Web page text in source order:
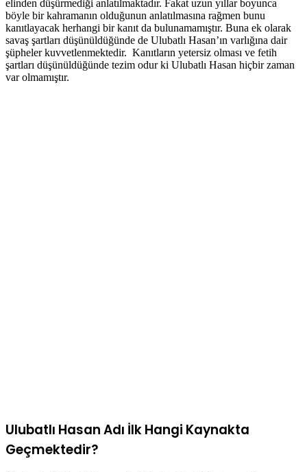
elinden düşürmediği anlatılmaktadır. Fakat uzun yıllar boyunca
böyle bir kahramanın olduğunun anlatılmasına rağmen bunu
kanıtlayacak herhangi bir kanıt da bulunamamıştır. Buna ek olarak
savaş şartları düşünüldüğünde de Ulubatlı Hasan’ın varlığına dair
şüpheler kuvvetlenmektedir. Kanıtların yetersiz olması ve fetih
şartları düşünüldüğünde tezim odur ki Ulubatlı Hasan hiçbir zaman
var olmamıştır.
Ulubatlı Hasan Adı İlk Hangi Kaynakta
Geçmektedir?